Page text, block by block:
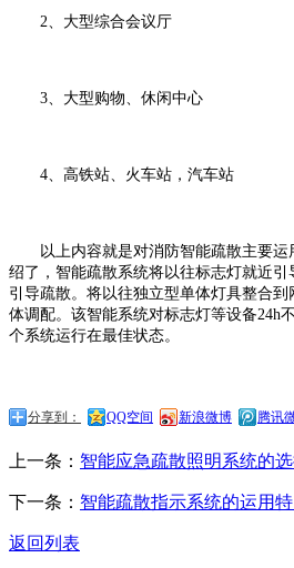
2、大型综合会议厅
3、大型购物、休闲中心
4、高铁站、火车站，汽车站
以上内容就是对消防智能疏散主要运
绍了，智能疏散系统将以往标志灯就近
引导疏散。将以往独立型单体灯具整合
体调配。该智能系统对标志灯等设备24h
个系统运行在最佳状态。
分享到： QQ空间 新浪微博 腾讯
上一条： 智能应急疏散照明系统的
下一条： 智能疏散指示系统的运用
返回列表